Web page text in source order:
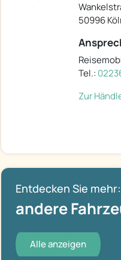
50996
Tel.:
Zur
Entdecken Sie mehr:
andere
Alle anzeigen